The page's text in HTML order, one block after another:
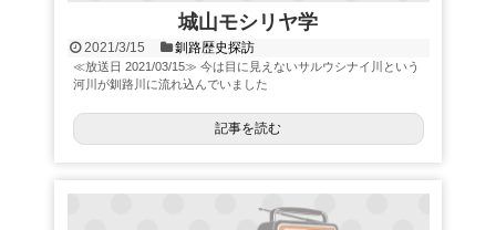
城山モシリヤ学
2021/3/15 釧路歴史探訪
≪放送日 2021/03/15≫ 今は目に見えないサルウシナイ川という
河川が釧路川に流れ込んでいました
記事を読む